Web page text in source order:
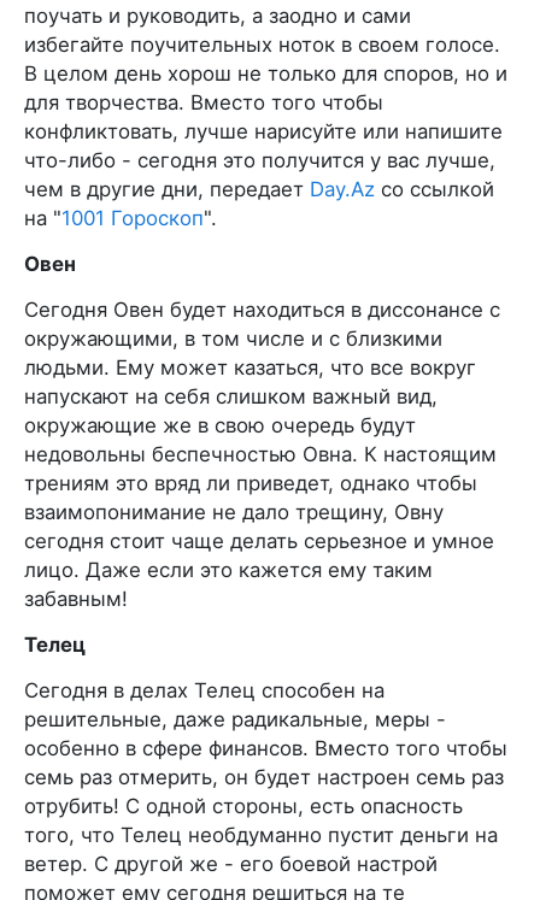
поучать и руководить, а заодно и сами
избегайте поучительных ноток в своем голосе.
В целом день хорош не только для споров, но и
для творчества. Вместо того чтобы
конфликтовать, лучше нарисуйте или напишите
что-либо - сегодня это получится у вас лучше,
чем в другие дни, передает Day.Az со ссылкой
на "1001 Гороскоп".
Овен
Сегодня Овен будет находиться в диссонансе с
окружающими, в том числе и с близкими
людьми. Ему может казаться, что все вокруг
напускают на себя слишком важный вид,
окружающие же в свою очередь будут
недовольны беспечностью Овна. К настоящим
трениям это вряд ли приведет, однако чтобы
взаимопонимание не дало трещину, Овну
сегодня стоит чаще делать серьезное и умное
лицо. Даже если это кажется ему таким
забавным!
Телец
Сегодня в делах Телец способен на
решительные, даже радикальные, меры -
особенно в сфере финансов. Вместо того чтобы
семь раз отмерить, он будет настроен семь раз
отрубить! С одной стороны, есть опасность
того, что Телец необдуманно пустит деньги на
ветер. С другой же - его боевой настрой
поможет ему сегодня решиться на те